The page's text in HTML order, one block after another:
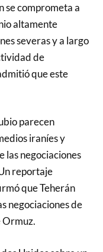
se comprometa a
altamente
severas y a largo
de
que este
parecen
iraníes y
las negociaciones
reportaje
que Teherán
negociaciones de
Ormuz.